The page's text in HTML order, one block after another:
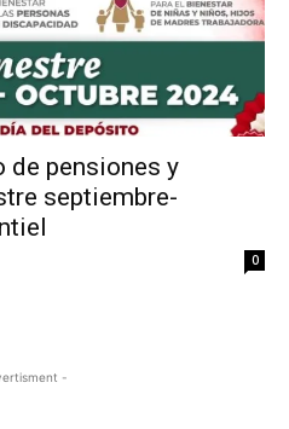
de pensiones y
septiembre-
0
-